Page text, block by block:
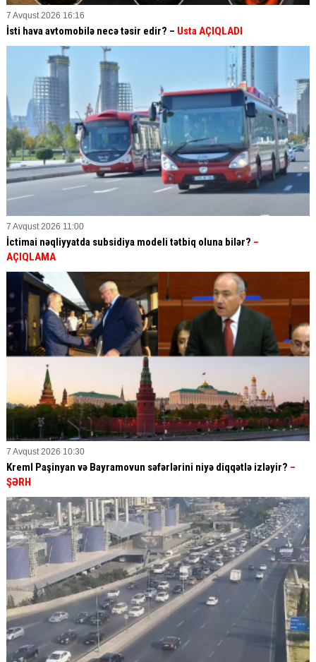
7 Avqust 2026 16:16
İsti hava avtomobilə necə təsir edir? – Usta AÇIQLADI
7 Avqust 2026 11:00
İctimai nəqliyyatda subsidiya modeli tətbiq oluna bilər? –
AÇIQLAMA
7 Avqust 2026 10:30
Kreml Paşinyan və Bayramovun səfərlərini niyə diqqətlə izləyir? –
ŞƏRH